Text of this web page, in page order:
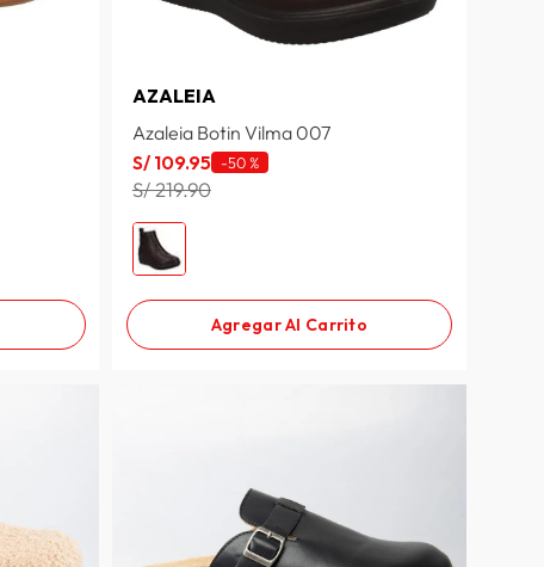
AZALEIA
Azaleia Botin Vilma 007
S/ 109.95 -50 %
S/ 219.90
Agregar Al Carrito